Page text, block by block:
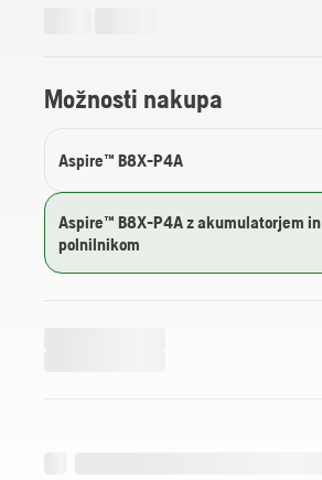
Možnosti nakupa
Aspire™ B8X-P4A
Aspire™ B8X-P4A z akumulatorjem in
polnilnikom